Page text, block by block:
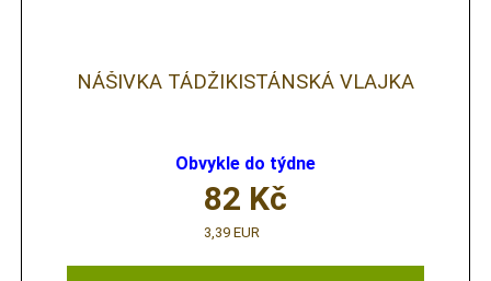
NÁŠIVKA TÁDŽIKISTÁNSKÁ VLAJKA
Obvykle do týdne
82 Kč
3,39 EUR